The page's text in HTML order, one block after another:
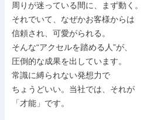
周りが迷っている間に、まず動く。
それでいて、なぜかお客様からは
信頼され、可愛がられる。
そんな“アクセルを踏める人”が、
圧倒的な成果を出しています。
常識に縛られない発想力で
ちょうどいい。当社では、それが
「才能」です。